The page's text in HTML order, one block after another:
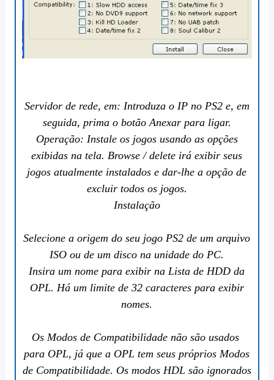
Servidor de rede, em: Introduza o IP no PS2 e, em
seguida, prima o botão Anexar para ligar.
Operação: Instale os jogos usando as opções
exibidas na tela. Browse / delete irá exibir seus
jogos atualmente instalados e dar-lhe a opção de
excluir todos os jogos.
Instalação
Selecione a origem do seu jogo PS2 de um arquivo
ISO ou de um disco na unidade do PC.
Insira um nome para exibir na Lista de HDD da
OPL. Há um limite de 32 caracteres para exibir
nomes.
Os Modos de Compatibilidade não são usados ​​
para OPL, já que a OPL tem seus próprios Modos
de Compatibilidade. Os modos HDL são ignorados